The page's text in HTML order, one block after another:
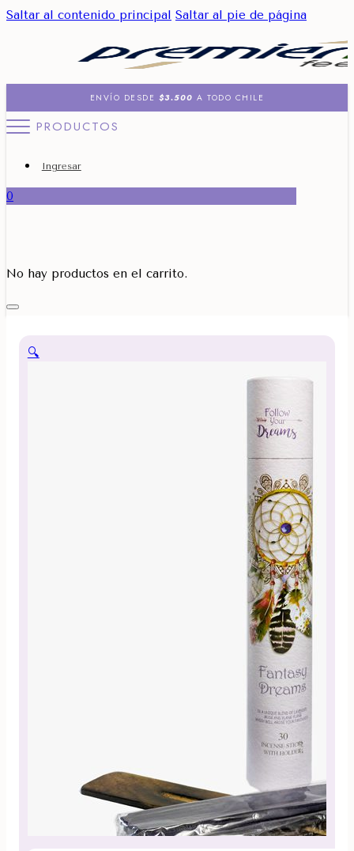
Saltar al contenido principal Saltar al pie de página
ENVÍO DESDE $3.500 A TODO CHILE
PRODUCTOS
Ingresar
0
No hay productos en el carrito.
🔍